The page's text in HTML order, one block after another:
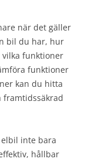
när det gäller
bil du har, hur
funktioner
funktioner
kan du hitta
framtidssäkrad
inte bara
hållbar